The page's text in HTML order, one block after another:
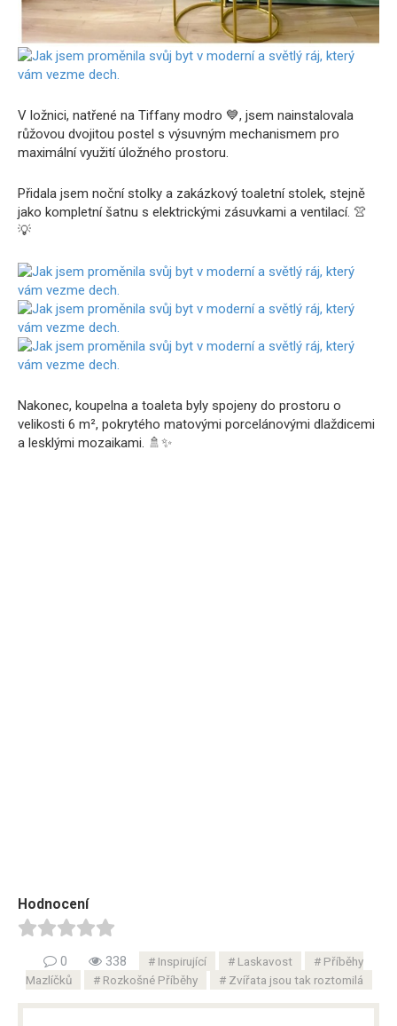
V ložnici, natřené na Tiffany modro 💙, jsem nainstalovala
růžovou dvojitou postel s výsuvným mechanismem pro
maximální využití úložného prostoru.
Přidala jsem noční stolky a zakázkový toaletní stolek, stejně
jako kompletní šatnu s elektrickými zásuvkami a ventilací. 👚
💡
Nakonec, koupelna a toaleta byly spojeny do prostoru o
velikosti 6 m², pokrytého matovými porcelánovými dlaždicemi
a lesklými mozaikami. 🚿✨
Hodnocení
0 338 Inspirující Laskavost
Příběhy
Mazlíčků
Rozkošné Příběhy Zvířata jsou tak roztomilá